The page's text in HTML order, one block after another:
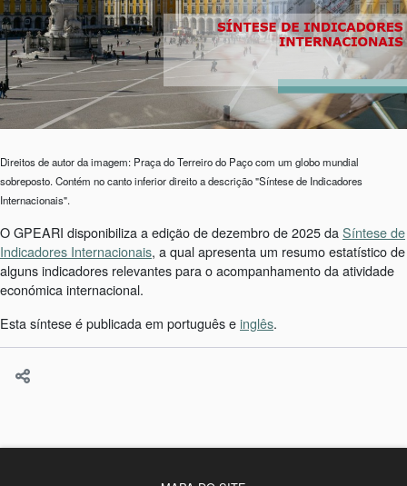
Direitos de autor da imagem: Praça do Terreiro do Paço com um globo mundial
sobreposto. Contém no canto inferior direito a descrição "Síntese de Indicadores
Internacionais".
O GPEARI disponibiliza a edição de dezembro de 2025 daSíntese de
Indicadores Internacionais, a qual apresenta um resumo estatístico de
alguns indicadores relevantes para o acompanhamento da atividade
económica internacional.
Esta síntese é publicada em português einglês.